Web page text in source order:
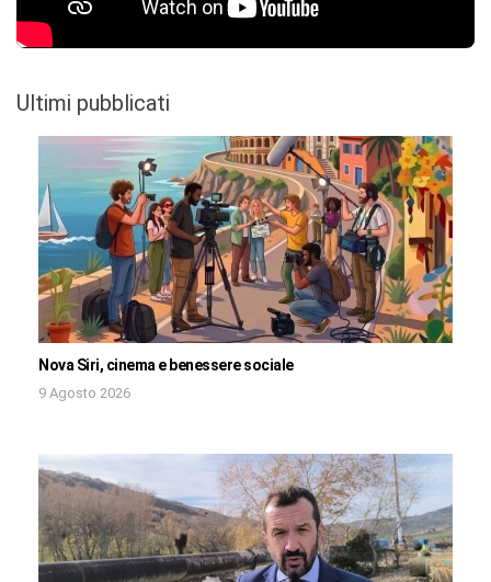
Ultimi pubblicati
Nova Siri, cinema e benessere sociale
9 Agosto 2026